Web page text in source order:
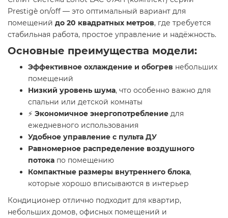
Prestigè on/off — это оптимальный вариант для
помещений до 20 квадратных метров, где требуется
стабильная работа, простое управление и надёжность.
Основные преимущества модели:
Эффективное охлаждение и обогрев небольших
помещений
Низкий уровень шума, что особенно важно для
спальни или детской комнаты
⚡ Экономичное энергопотребление для
ежедневного использования
Удобное управление с пульта ДУ
Равномерное распределение воздушного
потока по помещению
Компактные размеры внутреннего блока,
которые хорошо вписываются в интерьер
Кондиционер отлично подходит для квартир,
небольших домов, офисных помещений и